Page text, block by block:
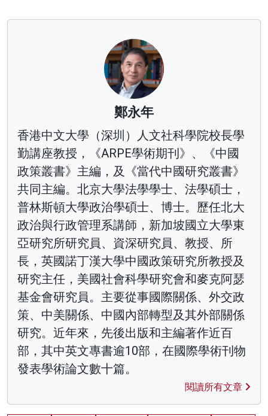
鄭永年
香港中文大學（深圳）人文社科學院校長學
勤講座教授，《ARPE學術期刊》、《中國
政策叢書》主編，及《當代中國研究叢書》
共同主編。北京大學法學學士、法學碩士，
普林斯頓大學政治學碩士、博士。歷任北大
政治與行政管理系講師，新加坡國立大學東
亞研究所研究員、資深研究員、教授、所
長，英國諾丁漢大學中國政策研究所教授及
研究主任，美國社會科學研究會和麥克阿瑟
基金會研究員。主要從事國際關係、外交政
策、中美關係、中國內部轉型及其外部關係
研究。近年來，先後出版和主編著作近百
部，其中英文專書逾10部，在國際學術刊物
發表學術論文數十篇。
閱讀所有文章